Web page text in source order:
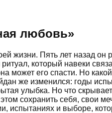
любовь»
жизни. Пять лет назад
который навеки
может его спасти. Но
же изменился: годы
улыбка. Но что
сохранить себя, свои
испытаниях и выборе,